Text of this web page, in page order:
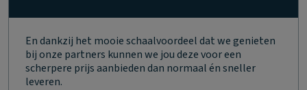
En dankzij het mooie schaalvoordeel dat we genieten
bij onze partners kunnen we jou deze voor een
scherpere prijs aanbieden dan normaal én sneller
leveren.